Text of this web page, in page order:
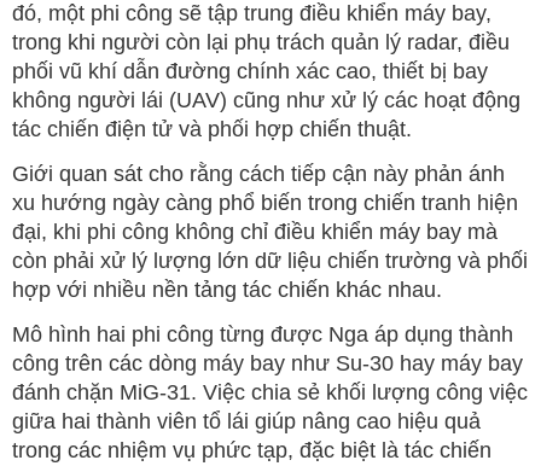
đó, một phi công sẽ tập trung điều khiển máy bay,
trong khi người còn lại phụ trách quản lý radar, điều
phối vũ khí dẫn đường chính xác cao, thiết bị bay
không người lái (UAV) cũng như xử lý các hoạt động
tác chiến điện tử và phối hợp chiến thuật.
Giới quan sát cho rằng cách tiếp cận này phản ánh
xu hướng ngày càng phổ biến trong chiến tranh hiện
đại, khi phi công không chỉ điều khiển máy bay mà
còn phải xử lý lượng lớn dữ liệu chiến trường và phối
hợp với nhiều nền tảng tác chiến khác nhau.
Mô hình hai phi công từng được Nga áp dụng thành
công trên các dòng máy bay như Su-30 hay máy bay
đánh chặn MiG-31. Việc chia sẻ khối lượng công việc
giữa hai thành viên tổ lái giúp nâng cao hiệu quả
trong các nhiệm vụ phức tạp, đặc biệt là tác chiến